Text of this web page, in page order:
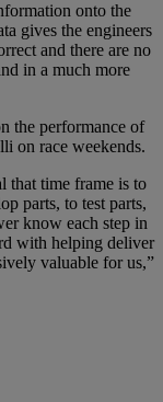
onto the
gives the engineers
and there are no
in a much more
the performance of
on race weekends.
that time frame is to
parts, to test parts,
know each step in
with helping deliver
valuable for us,”